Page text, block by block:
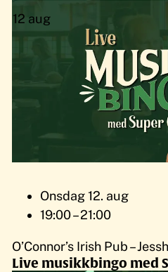
12 aug
Onsdag 12. aug
19:00 – 21:00
O’Connor’s Irish Pub –
Live musikkbingo med